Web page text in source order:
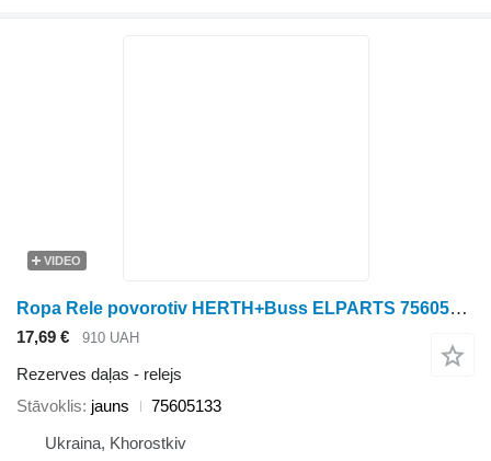
VIDEO
Ropa Rele povorotiv HERTH+Buss ELPARTS 75605133 relejs paredzēts biešu kombaina
17,69 € 910 UAH
Rezerves daļas - relejs
Stāvoklis jauns
75605133
Ukraina, Khorostkiv